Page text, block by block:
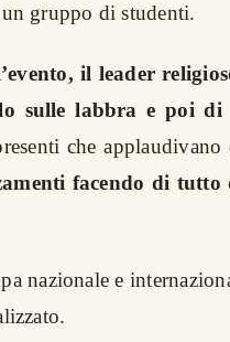
gruppo di studenti.
il leader
sulle labbra e poi di
che applaudivano
facendo di
nazionale e